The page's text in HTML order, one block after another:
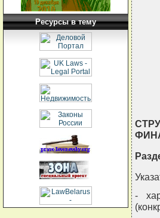
Ресурсы в тему
-